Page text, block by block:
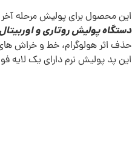
این محصول برای پولیش مرحله
دستگاه پولیش روتاری و
حذف اثر هولوگرام، خط و خراش
این پد پولیش نرم دارای یک